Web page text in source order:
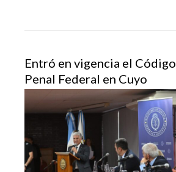
Entró en vigencia el
Penal Federal en Cuyo